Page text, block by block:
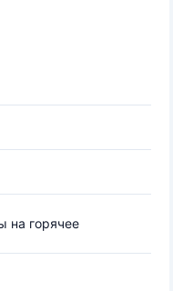
на горячее